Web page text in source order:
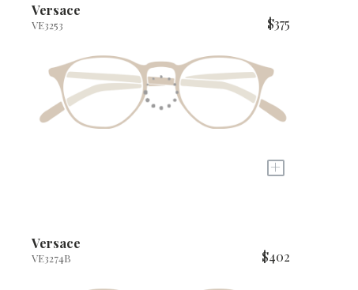
Versace
VE3253 $375
+
Versace
VE3274B $402